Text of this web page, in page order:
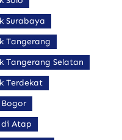
Surabaya
Tangerang
Tangerang Selatan
Terdekat
Bogor
di Atap